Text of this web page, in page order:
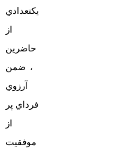
يکتعدادي
از
حاضرين
، ضمن
آرزوي
فرداي پر
از
موفقيت